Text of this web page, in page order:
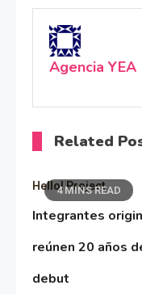
Agencia YEA
Related
4 MINS READ
Hello! Project
Integrantes
reúnen 20 años
debut